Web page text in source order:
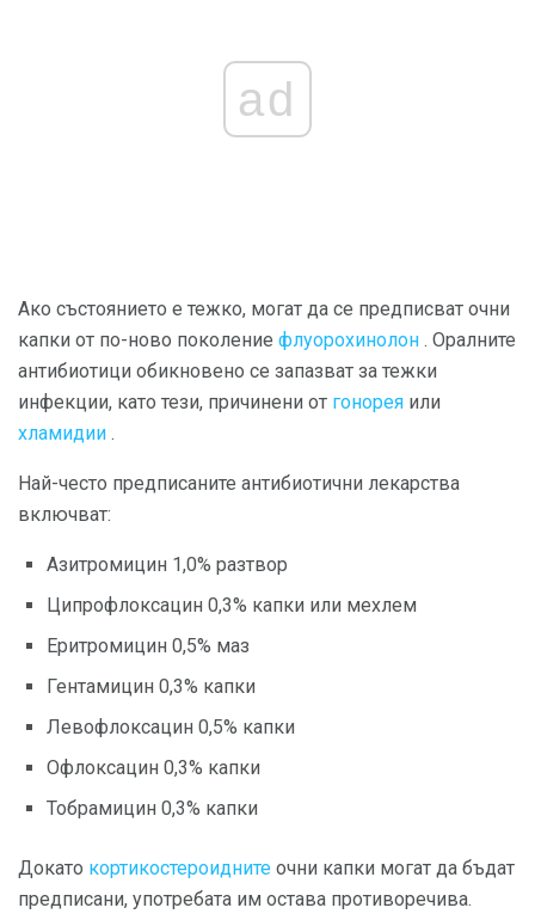
ad
Ако състоянието е тежко, могат да се предписват очни
капки от по-ново поколение флуорохинолон . Оралните
антибиотици обикновено се запазват за тежки
инфекции, като тези, причинени от гонорея или
хламидии .
Най-често предписаните антибиотични лекарства
включват:
Азитромицин 1,0% разтвор
Ципрофлоксацин 0,3% капки или мехлем
Еритромицин 0,5% маз
Гентамицин 0,3% капки
Левофлоксацин 0,5% капки
Офлоксацин 0,3% капки
Тобрамицин 0,3% капки
Докато кортикостероидните очни капки могат да бъдат
предписани, употребата им остава противоречива.